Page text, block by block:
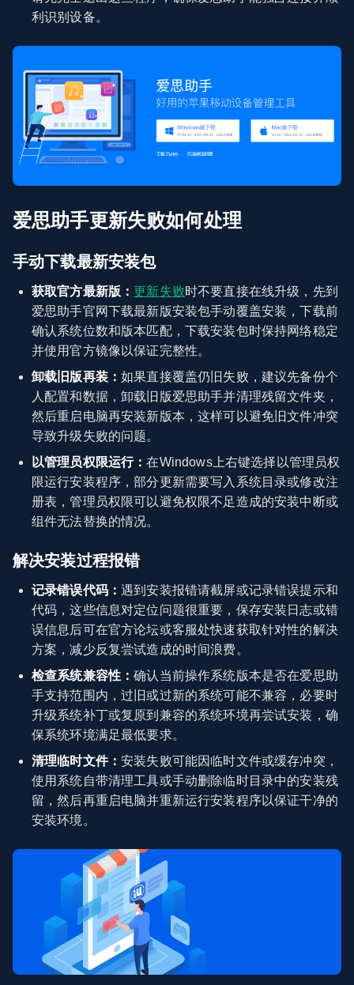
利识别设备。
爱思助手更新失败如何处理
手动下载最新安装包
获取官方最新版：更新失败时不要直接在线升级，先到
爱思助手官网下载最新版安装包手动覆盖安装，下载前
确认系统位数和版本匹配，下载安装包时保持网络稳定
并使用官方镜像以保证完整性。
卸载旧版再装：如果直接覆盖仍旧失败，建议先备份个
人配置和数据，卸载旧版爱思助手并清理残留文件夹，
然后重启电脑再安装新版本，这样可以避免旧文件冲突
导致升级失败的问题。
以管理员权限运行：在Windows上右键选择以管理员权
限运行安装程序，部分更新需要写入系统目录或修改注
册表，管理员权限可以避免权限不足造成的安装中断或
组件无法替换的情况。
解决安装过程报错
记录错误代码：遇到安装报错请截屏或记录错误提示和
代码，这些信息对定位问题很重要，保存安装日志或错
误信息后可在官方论坛或客服处快速获取针对性的解决
方案，减少反复尝试造成的时间浪费。
检查系统兼容性：确认当前操作系统版本是否在爱思助
手支持范围内，过旧或过新的系统可能不兼容，必要时
升级系统补丁或复原到兼容的系统环境再尝试安装，确
保系统环境满足最低要求。
清理临时文件：安装失败可能因临时文件或缓存冲突，
使用系统自带清理工具或手动删除临时目录中的安装残
留，然后再重启电脑并重新运行安装程序以保证干净的
安装环境。